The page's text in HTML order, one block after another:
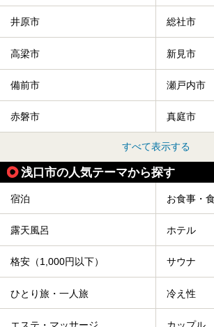
井原市 総社市
高梁市 新見市
備前市 瀬戸内市
赤磐市 真庭市
すべて表示する
浅口市の人気テーマから探す
宿泊 お食事・
露天風呂 ホテル
格安（1,000円以下） サウナ
ひとり旅・一人旅 冷え性